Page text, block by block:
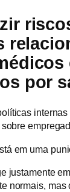
por
em uma
justamente
normais, mas